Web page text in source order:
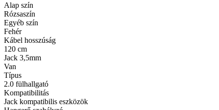
Alap szín
Rózsaszín
Egyéb szín
Fehér
Kábel hosszúság
120 cm
Jack 3,5mm
Van
Típus
2.0 fülhallgató
Kompatibilitás
Jack kompatibilis eszközök